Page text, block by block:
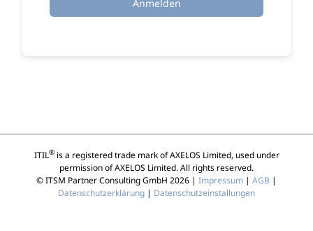
Anmelden
ITIL®is a registered trade mark of AXELOS Limited, used under
permission of AXELOS Limited. All rights reserved.
© ITSM Partner Consulting GmbH 2026 | Impressum | AGB |
Datenschutzerklärung | Datenschutzeinstallungen